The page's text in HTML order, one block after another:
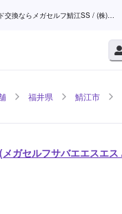
換ならメガセルフ鯖江SS / (株)福
福井県 鯖江市
ガセルフサバエエスエス